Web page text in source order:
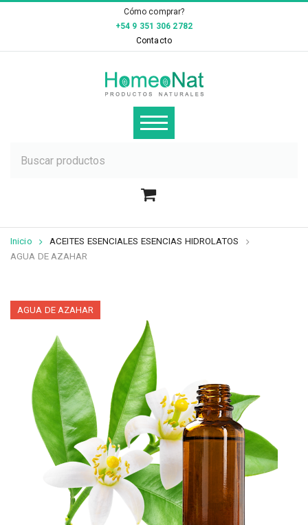
Cómo comprar?
+54 9 351 306 2782
Contacto
Inicio
ACEITES ESENCIALES ESENCIAS HIDROLATOS
AGUA DE AZAHAR
AGUA DE AZAHAR